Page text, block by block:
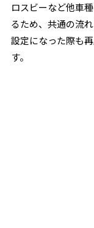
ロスビーなど他車
るため、共通の流
設定になった際も
す。